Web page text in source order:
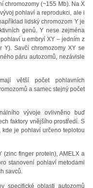
chromozomy (~155 Mb). Na X
pohlaví a reprodukci, ale i
lidský chromozom Y je
genů. Y nese zejména
u embryí XY – jedním z
Y). Savčí chromozomy XY se
páru autozomů, nezávisle
větší počet pohlavních
a samec stejný počet
vývoje ovlivněno buď
faktory vnějšího prostředí. S
je pohlaví určeno teplotou
(zinc finger protein), AMELX a
stanovení pohlaví metodami
savců.
specifické oblasti autozomů